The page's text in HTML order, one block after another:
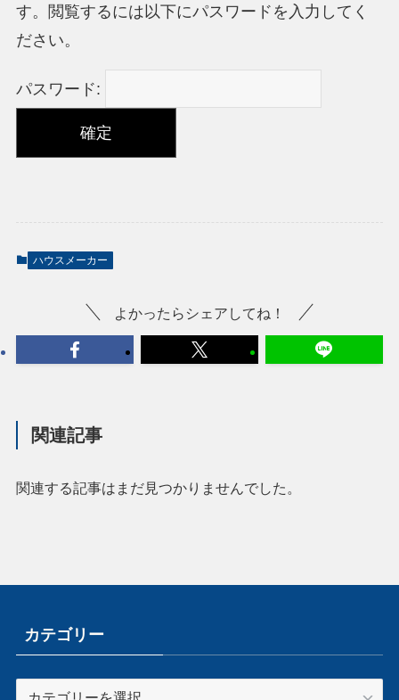
す。閲覧するには以下にパスワードを入力してく
ださい。
パスワード:
ハウスメーカー
よかったらシェアしてね！
関連記事
関連する記事はまだ見つかりませんでした。
カテゴリー